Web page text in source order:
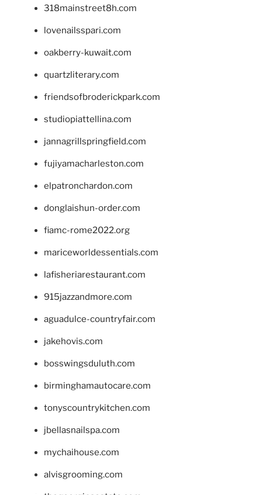
318mainstreet8h.com
lovenailsspari.com
oakberry-kuwait.com
quartzliterary.com
friendsofbroderickpark.com
studiopiattellina.com
jannagrillspringfield.com
fujiyamacharleston.com
elpatronchardon.com
donglaishun-order.com
fiamc-rome2022.org
mariceworldessentials.com
lafisheriarestaurant.com
915jazzandmore.com
aguadulce-countryfair.com
jakehovis.com
bosswingsduluth.com
birminghamautocare.com
tonyscountrykitchen.com
jbellasnailspa.com
mychaihouse.com
alvisgrooming.com